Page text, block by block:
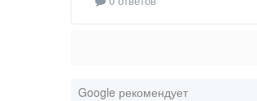
Google рекомендует